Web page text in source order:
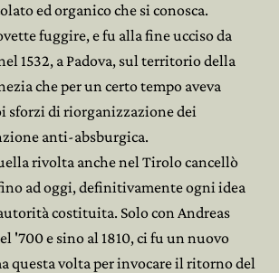
ed organico che si conosca.
fuggire, e fu alla fine ucciso da
1532, a Padova, sul territorio della
che per un certo tempo aveva
sforzi di riorganizzazione dei
anti-absburgica.
rivolta anche nel Tirolo cancellò
ad oggi, definitivamente ogni idea
costituita. Solo con Andreas
'700 e sino al 1810, ci fu un nuovo
questa volta per invocare il ritorno del